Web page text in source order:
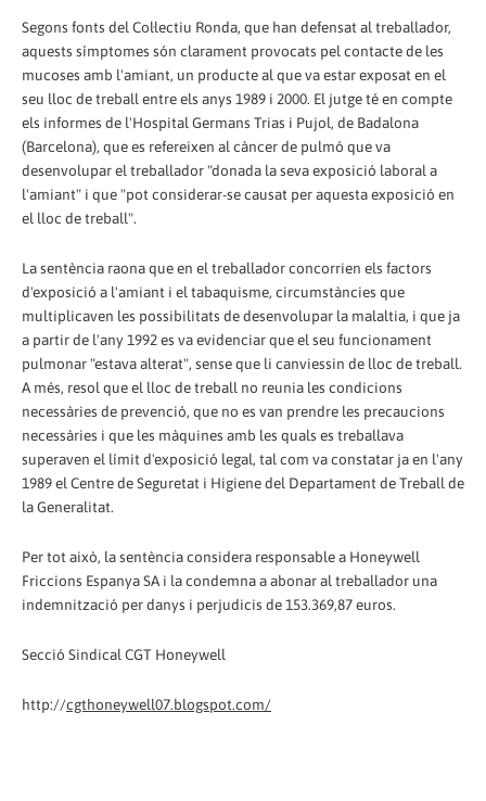
Segons fonts del Col·lectiu Ronda, que han defensat al treballador,
aquests símptomes són clarament provocats pel contacte de les
mucoses amb l'amiant, un producte al que va estar exposat en el
seu lloc de treball entre els anys 1989 i 2000. El jutge té en compte
els informes de l'Hospital Germans Trias i Pujol, de Badalona
(Barcelona), que es refereixen al càncer de pulmó que va
desenvolupar el treballador "donada la seva exposició laboral a
l'amiant" i que "pot considerar-se causat per aquesta exposició en
el lloc de treball".
La sentència raona que en el treballador concorrien els factors
d'exposició a l'amiant i el tabaquisme, circumstàncies que
multiplicaven les possibilitats de desenvolupar la malaltia, i que ja
a partir de l'any 1992 es va evidenciar que el seu funcionament
pulmonar "estava alterat", sense que li canviessin de lloc de treball.
A més, resol que el lloc de treball no reunia les condicions
necessàries de prevenció, que no es van prendre les precaucions
necessàries i que les màquines amb les quals es treballava
superaven el límit d'exposició legal, tal com va constatar ja en l'any
1989 el Centre de Seguretat i Higiene del Departament de Treball de
la Generalitat.
Per tot això, la sentència considera responsable a Honeywell
Friccions Espanya SA i la condemna a abonar al treballador una
indemnització per danys i perjudicis de 153.369,87 euros.
Secció Sindical CGT Honeywell
http://cgthoneywell07.blogspot.com/